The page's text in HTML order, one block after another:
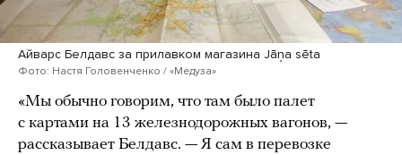
Айварс Белдавс за прилавком магазина Jāņa sēta
Фото: Настя Головенченко / «Медуза»
«Мы обычно говорим, что там было палет
с картами на 13 железнодорожных вагонов, —
рассказывает Белдавс. — Я сам в перевозке